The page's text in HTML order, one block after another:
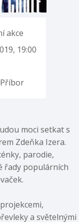
akce
19:00
moci setkat s
Zdeňka Izera.
parodie,
řady populárních
a světelnými